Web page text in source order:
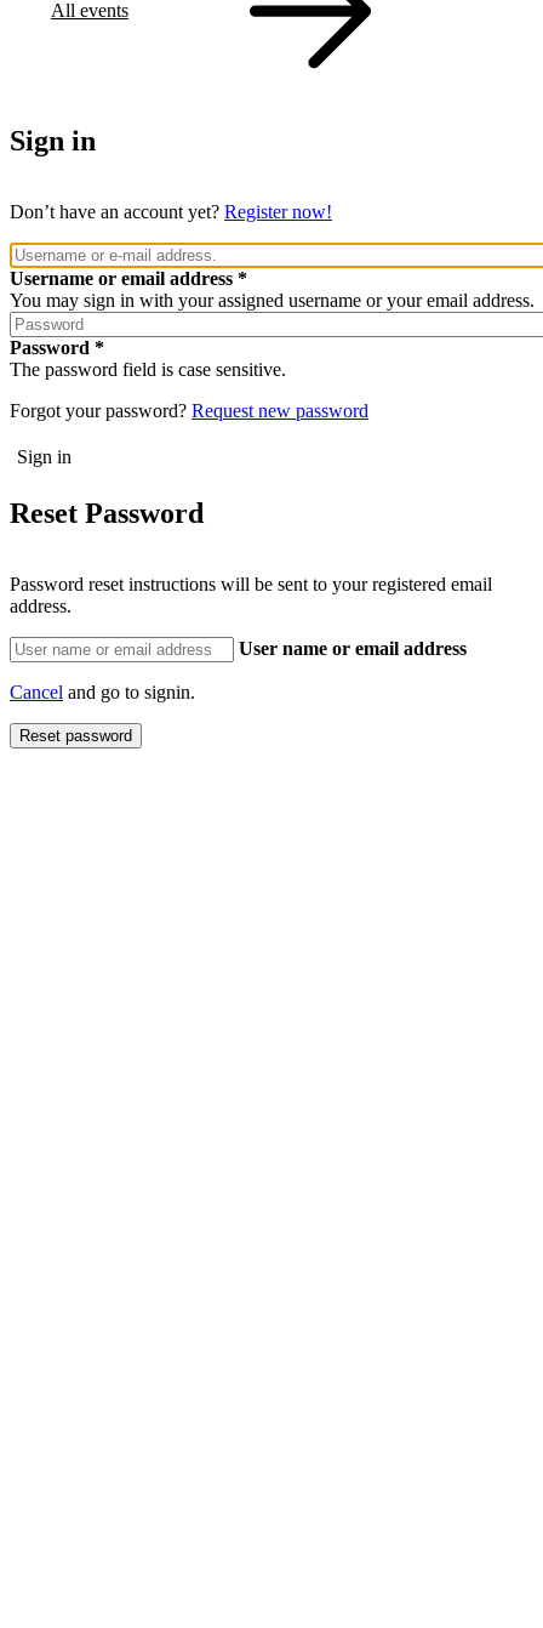
All events
Sign in
Don’t have an account yet? Register now!
Username or email address
You may sign in with your assigned username or your email address.
Password
The password field is case sensitive.
Forgot your password? Request new password
Reset Password
Password reset instructions will be sent to your registered email
address.
User name or email address
Cancel and go to signin.
Reset password